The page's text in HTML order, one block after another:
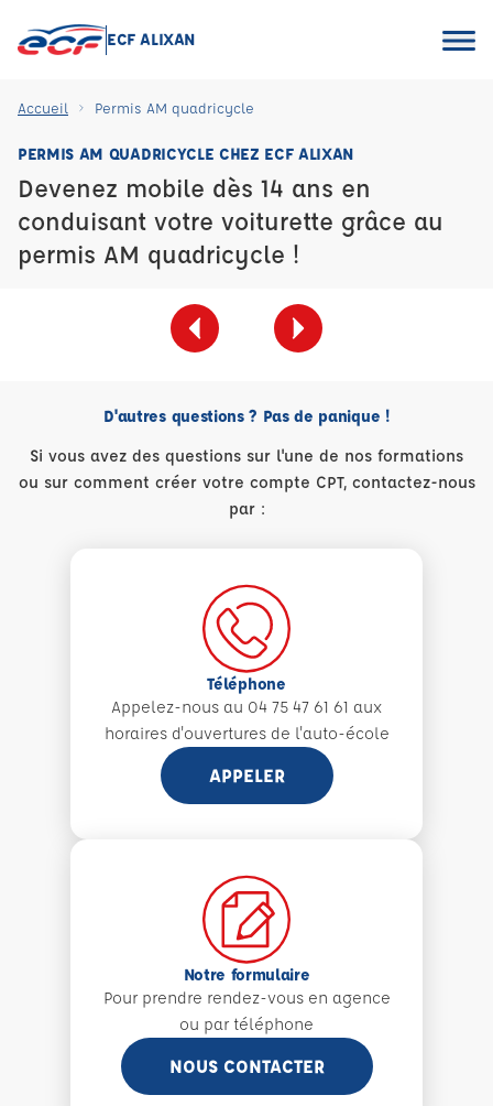
ECF ALIXAN
Accueil Permis AM quadricycle
PERMIS AM QUADRICYCLE CHEZ ECF ALIXAN
Devenez mobile dès 14 ans en
conduisant votre voiturette grâce au
permis AM quadricycle !
D'autres questions ? Pas de panique !
Si vous avez des questions sur l'une de nos formations
ou sur comment créer votre compte CPT, contactez-nous
par :
Téléphone
Appelez-nous au 04 75 47 61 61 aux
horaires d'ouvertures de l'auto-école
APPELER
Notre formulaire
Pour prendre rendez-vous en agence
ou par téléphone
NOUS CONTACTER